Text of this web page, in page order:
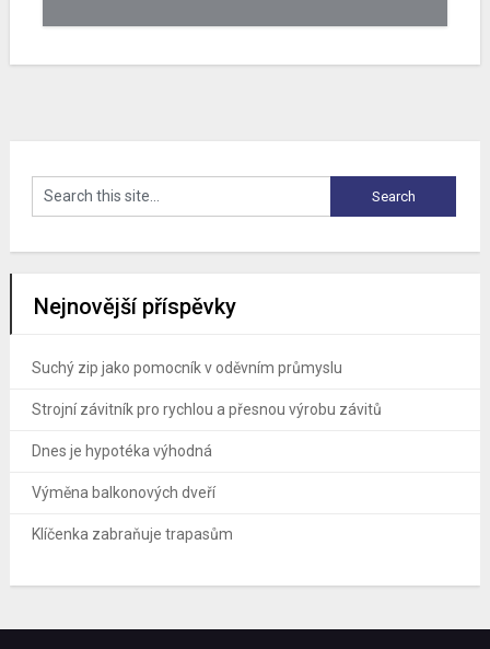
Nejnovější příspěvky
Suchý zip jako pomocník v oděvním průmyslu
Strojní závitník pro rychlou a přesnou výrobu závitů
Dnes je hypotéka výhodná
Výměna balkonových dveří
Klíčenka zabraňuje trapasům